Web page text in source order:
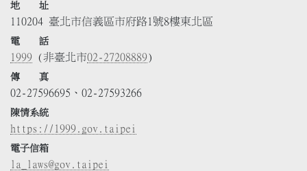
地 址
110204 臺北市信義區市府路1號8樓東北區
電 話
1999 (非臺北市02-27208889)
傳 真
02-27596695、02-27593266
陳情系統
https://1999.gov.taipei
電子信箱
la_laws@gov.taipei